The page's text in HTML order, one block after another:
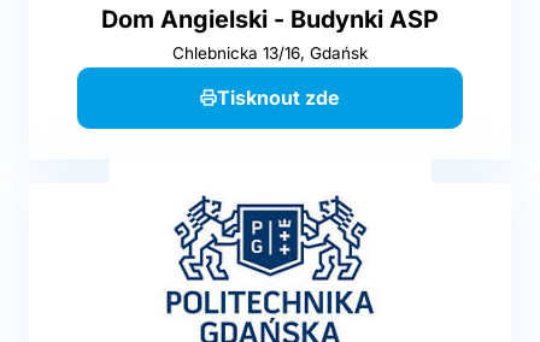
Dom Angielski - Budynki ASP
Chlebnicka 13/16, Gdańsk
Tisknout zde